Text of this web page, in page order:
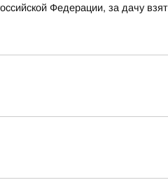
Федерации, за дачу